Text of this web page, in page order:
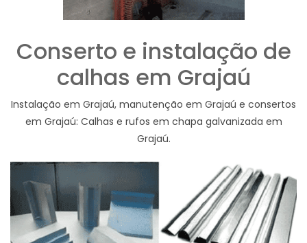
Conserto e instalação de
calhas em Grajaú
Instalação em Grajaú, manutenção em Grajaú e consertos
em Grajaú: Calhas e rufos em chapa galvanizada em
Grajaú.